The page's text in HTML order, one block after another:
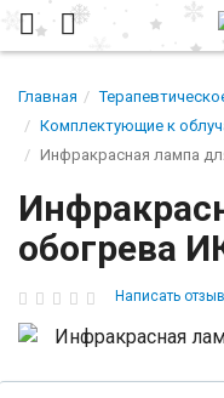
Главная
Комплектующие к
Инфракрасная лампа
обогрева
Написать отзыв